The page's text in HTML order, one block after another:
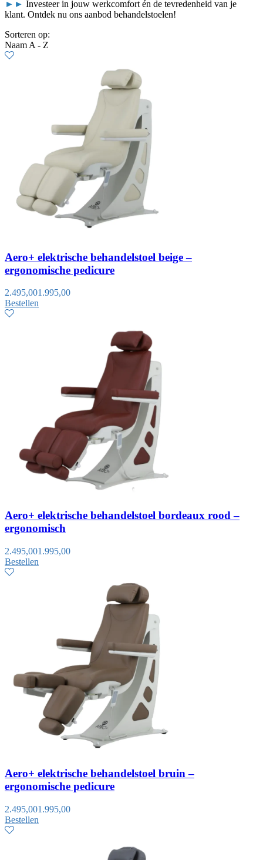
►► Investeer in jouw werkcomfort én de tevredenheid van je
klant. Ontdek nu ons aanbod behandelstoelen!
Sorteren op:
Naam A - Z
Aero+ elektrische behandelstoel beige –
ergonomische pedicure
2.495,001.995,00
Bestellen
Aero+ elektrische behandelstoel bordeaux rood –
ergonomisch
2.495,001.995,00
Bestellen
Aero+ elektrische behandelstoel bruin –
ergonomische pedicure
2.495,001.995,00
Bestellen